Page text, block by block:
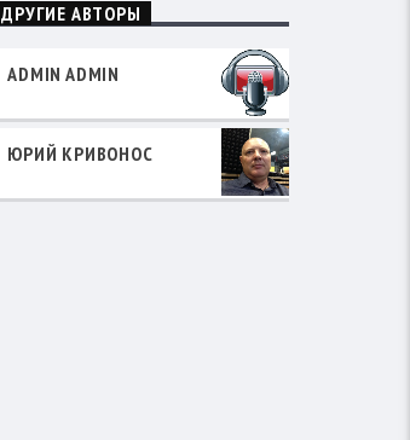
ДРУГИЕ АВТОРЫ
ADMIN ADMIN
ЮРИЙ КРИВОНОС